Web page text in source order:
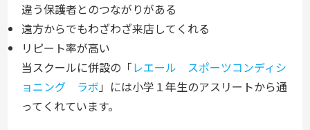
違う保護者とのつながりがある
遠方からでもわざわざ来店してくれる
リピート率が高い
当スクールに併設の「レエール スポーツコンディシ
ョニング ラボ 」には小学１年生のアスリートから通
ってくれています。